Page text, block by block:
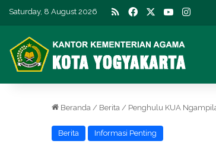
Saturday, 8 August 2026 RSS Facebook YouTube
Beranda / Berita / Penghulu KUA
Berita Informasi Penting